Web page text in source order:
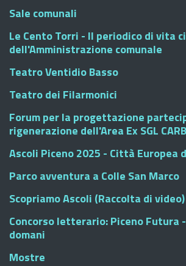
Sale comunali
Le Cento Torri - Il periodico di vita
dell'Amministrazione comunale
Teatro Ventidio Basso
Teatro dei Filarmonici
Forum per la progettazione
rigenerazione dell'Area Ex SGL
Ascoli Piceno 2025 - Città Europea
Parco avventura a Colle San Marco
Scopriamo Ascoli (Raccolta di video)
Concorso letterario: Piceno Futura
domani
Mostre